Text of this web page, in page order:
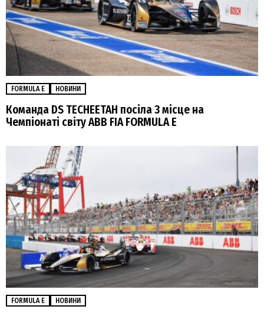
FORMULA E НОВИНИ
Команда DS TECHEETAH посіла 3 місце на
Чемпіонаті світу ABB FIA FORMULA E
FORMULA E НОВИНИ